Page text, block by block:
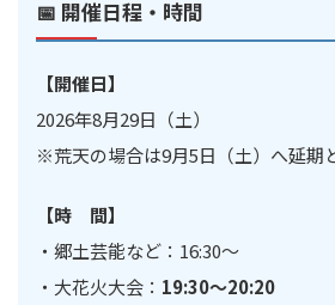
📅 開催日程・時間
【開催日】
2026年8月29日（土）
※荒天の場合は9月5日（土）へ延期
【時 間】
・郷土芸能など：16:30～
・大花火大会： 19:30～20:20